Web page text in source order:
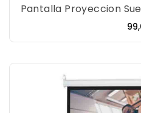
Pantalla Proyeccion